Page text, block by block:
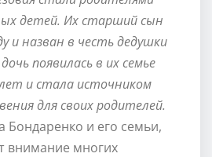
детей. Их старший сын
и назван в честь дедушки
появилась в их семье
лет и стала источником
для своих родителей.
Бондаренко и его семьи,
внимание многих